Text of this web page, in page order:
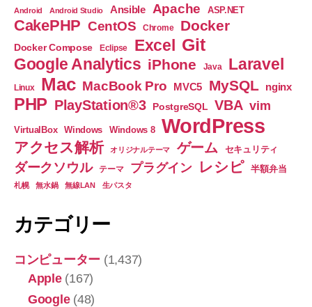
Android Android Studio Ansible Apache ASP.NET
CakePHP CentOS Chrome Docker
Docker Compose Eclipse Excel Git
Google Analytics iPhone Java Laravel
Linux Mac MacBook Pro MVC5 MySQL nginx
PHP PlayStation®3 PostgreSQL VBA vim
VirtualBox Windows Windows 8 WordPress
アクセス解析 オリジナルテーマ ゲーム セキュリティ
ダークソウル テーマ プラグイン レシピ 半額弁当
札幌 無水鍋 無線LAN 生パスタ
カテゴリー
コンピューター (1,437)
Apple(167)
Google(48)